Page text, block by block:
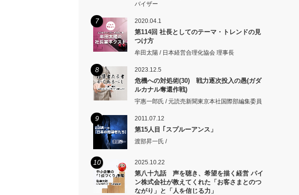
バイザー
7 2020.04.1
第114回 社長としてのテーマ・トレンドの見
つけ方
牟田太陽 / 日本経営合理化協会 理事長
8 2023.12.5
危機への対処術(30) 戦力逐次投入の愚(ガダ
ルカナル奪還作戦)
宇惠一郎氏 / 元読売新聞東京本社国際部編集委員
9 2011.07.12
第15人目 ｢スプルーアンス」
渡部昇一氏 /
10 2025.10.22
第八十九話 声を聴き、希望を描く経営 パイ
ン株式会社が教えてくれた「お客さまとのつ
ながり」と「人を信じる力」